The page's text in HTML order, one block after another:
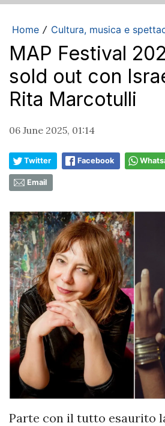
Home / Cultura, musica e
MAP Festival
sold out con
Rita Marcotulli
06 June 2025, 01:14
Twitter Facebook
Email
Parte con il tutto esaurito